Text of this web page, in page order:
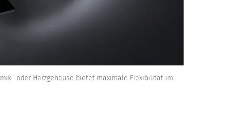
oder Harzgehäuse bietet maximale Flexibilität im